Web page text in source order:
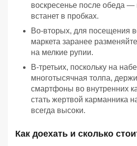
воскресенье после обеда —
встанет в пробках.
Во-вторых, для посещения
маркета заранее
на мелкие рупии.
В-третьих, поскольку на
многотысячная толпа,
смартфоны во внутренних
стать жертвой карманника
всегда высоки.
Как доехать и сколько